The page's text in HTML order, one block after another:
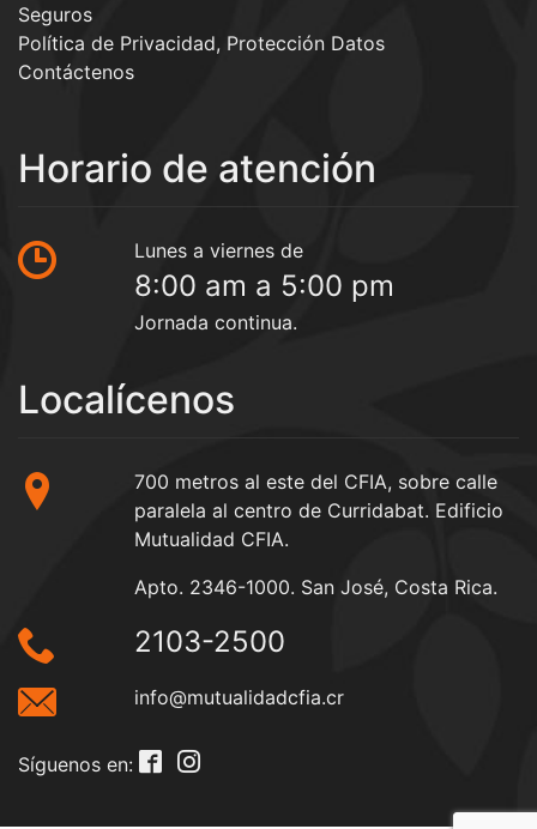
Seguros
Política de Privacidad, Protección Datos
Contáctenos
Horario de atención
Lunes a viernes de
8:00 am a 5:00 pm
Jornada continua.
Localícenos
700 metros al este del CFIA, sobre calle
paralela al centro de Curridabat. Edificio
Mutualidad CFIA.
Apto. 2346-1000. San José, Costa Rica.
2103-2500
info@mutualidadcfia.cr
Síguenos en: